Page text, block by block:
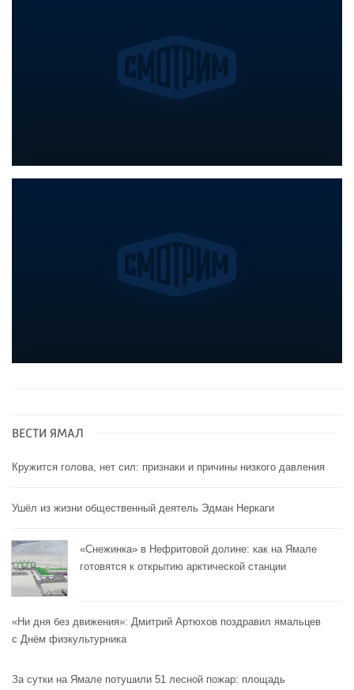
ВЕСТИ ЯМАЛ
Кружится голова, нет сил: признаки и причины низкого давления
Ушёл из жизни общественный деятель Эдман Неркаги
«Снежинка» в Нефритовой долине: как на Ямале
готовятся к открытию арктической станции
«Ни дня без движения»: Дмитрий Артюхов поздравил ямальцев
с Днём физкультурника
За сутки на Ямале потушили 51 лесной пожар: площадь